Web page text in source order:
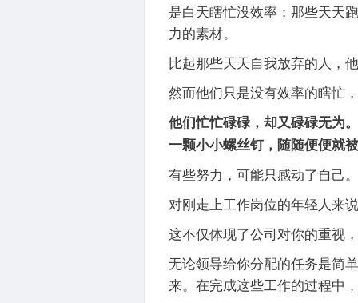
是白天瞎忙没效率；那些天天
力的素材。
比起那些天天自我放弃的人，
然而他们只是没有效率的瞎忙
他们忙忙碌碌，却又碌碌无为
一颗小小螺丝钉，随随便便就被
有些努力，可能只感动了自己。
对刚走上工作岗位的年轻人来
这不仅体现了公司对你的重视
无论领导给你分配的任务是简
来。在完成这些工作的过程中